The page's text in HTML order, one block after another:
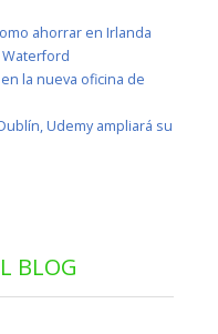
ahorrar en Irlanda
Waterford
la nueva oficina de
Udemy ampliará su
BLOG